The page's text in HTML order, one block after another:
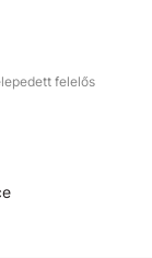
felelős